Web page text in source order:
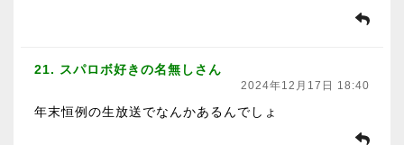
21. スパロボ好きの名無しさん
2024年12月17日 18:40
年末恒例の生放送でなんかあるんでしょ